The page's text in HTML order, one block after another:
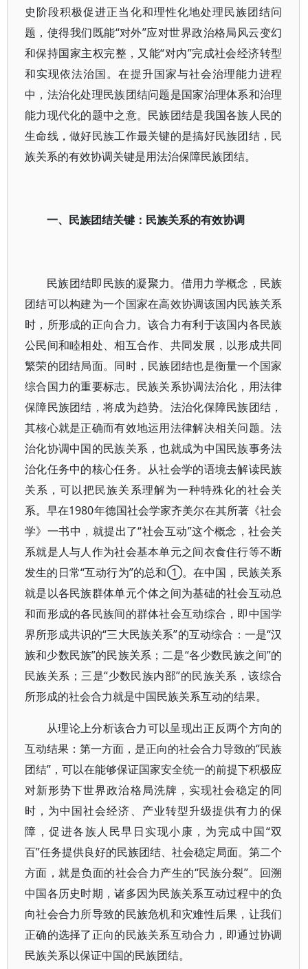
史阶段积极促进正当化和理性化地处理民族团结问
题，使得我们既能“对外”应对世界政治格局风云变幻
和保持国家主权完整，又能“对内”完成社会经济转型
和实现依法治国。在提升国家与社会治理能力进程
中，法治化处理民族团结问题是国家治理体系和治理
能力现代化的题中之意。民族团结是我国各族人民的
生命线，做好民族工作最关键的是搞好民族团结，民
族关系的有效协调关键是用法治保障民族团结。
一、民族团结关键：民族关系的有效协调
民族团结即民族的凝聚力。借用力学概念，民族
团结可以构建为一个国家在高效协调该国内民族关系
时，所形成的正向合力。该合力有利于该国内各民族
公民间和睦相处、相互合作、共同发展，以形成共同
繁荣的团结局面。同时，民族团结也是衡量一个国家
综合国力的重要标志。民族关系协调法治化，用法律
保障民族团结，将成为趋势。法治化保障民族团结，
其核心就是正确而有效地运用法律解决相关问题。法
治化协调中国的民族关系，也就成为中国民族事务法
治化任务中的核心任务。从社会学的语境去解读民族
关系，可以把民族关系理解为一种特殊化的社会关
系。早在1980年德国社会学家齐美尔在其所著《社会
学》一书中，就提出了“社会互动”这个概念，社会关
系就是人与人作为社会基本单元之间衣食住行等不断
发生的日常“互动行为”的总和①。在中国，民族关系
就是以各民族群体单元个体之间为基础的社会互动总
和而形成的各民族间的群体社会互动综合，即中国学
界所形成共识的“三大民族关系”的互动综合：一是“汉
族和少数民族”的民族关系；二是“各少数民族之间”的
民族关系；三是“少数民族内部”的民族关系，该综合
所形成的社会合力就是中国民族关系互动的结果。
从理论上分析该合力可以呈现出正反两个方向的
互动结果：第一方面，是正向的社会合力导致的“民族
团结”，可以在能够保证国家安全统一的前提下积极应
对新形势下世界政治格局洗牌，实现社会稳定的同
时，为中国社会经济、产业转型升级提供有力的保
障，促进各族人民早日实现小康，为完成中国“双
百”任务提供良好的民族团结、社会稳定局面。第二个
方面，就是负面的社会合力产生的“民族分裂”。回溯
中国各历史时期，诸多因为民族关系互动过程中的负
向社会合力所导致的民族危机和灾难性后果，让我们
正确的选择了正向的民族关系互动合力，即通过协调
民族关系以保证中国的民族团结。